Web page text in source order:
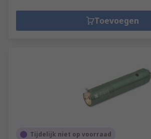
Toevoegen
Tijdelijk niet op voorraad